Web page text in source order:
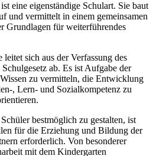
eine eigenständige Schulart. Sie baut
und vermittelt in einem gemeinsamen
Grundlagen für weiterführendes
sich aus der Verfassung des
ab. Es ist Aufgabe der
zu vermitteln, die Entwicklung
, Lern- und Sozialkompetenz zu
bestmöglich zu gestalten, ist
für die Erziehung und Bildung der
erforderlich. Von besonderer
mit dem Kindergarten